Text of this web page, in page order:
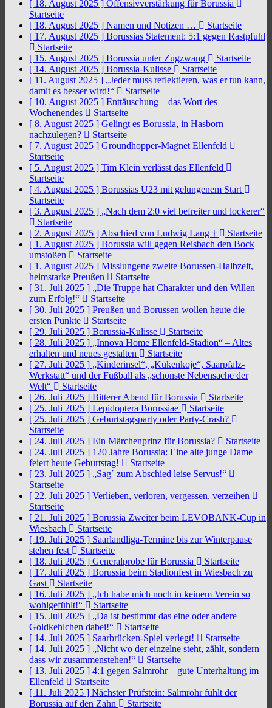
[ 18. August 2025 ] Offensivverstärkung für Borussia
Startseite
[ 18. August 2025 ] Namen und Notizen …
Startseite
[ 17. August 2025 ] Borussias Statement: 5:1 gegen Rastpfuhl
Startseite
[ 15. August 2025 ] Borussia unter Zugzwang
Startseite
[ 14. August 2025 ] Borussia-Kulisse
Startseite
[ 11. August 2025 ] „Jeder muss reflektieren, was er tun kann,
damit es besser wird!“
Startseite
[ 10. August 2025 ] Enttäuschung – das Wort des
Wochenendes
Startseite
[ 8. August 2025 ] Gelingt es Borussia, in Hasborn
nachzulegen?
Startseite
[ 7. August 2025 ] Groundhopper-Magnet Ellenfeld
Startseite
[ 5. August 2025 ] Tim Klein verlässt das Ellenfeld
Startseite
[ 4. August 2025 ] Borussias U23 mit gelungenem Start
Startseite
[ 3. August 2025 ] „Nach dem 2:0 viel befreiter und lockerer“
Startseite
[ 2. August 2025 ] Abschied von Ludwig Lang †
Startseite
[ 1. August 2025 ] Borussia will gegen Reisbach den Bock
umstoßen
Startseite
[ 1. August 2025 ] Misslungene zweite Borussen-Halbzeit,
heimstarke Preußen
Startseite
[ 31. Juli 2025 ] „Die Truppe hat Charakter und den Willen
zum Erfolg!“
Startseite
[ 30. Juli 2025 ] Preußen und Borussen wollen heute die
ersten Punkte
Startseite
[ 29. Juli 2025 ] Borussia-Kulisse
Startseite
[ 28. Juli 2025 ] „Innova Home Ellenfeld-Stadion“ – Altes
erhalten und neues gestalten
Startseite
[ 27. Juli 2025 ] „Kinderinsel“, „Kükenkoje“, Saarpfalz-
Werkstatt“ und der Fußball als „schönste Nebensache der
Welt“
Startseite
[ 26. Juli 2025 ] Bitterer Abend für Borussia
Startseite
[ 25. Juli 2025 ] Lepidoptera Borussiae
Startseite
[ 25. Juli 2025 ] Geburtstagsparty oder Party-Crash?
Startseite
[ 24. Juli 2025 ] Ein Märchenprinz für Borussia?
Startseite
[ 24. Juli 2025 ] 120 Jahre Borussia: Eine alte junge Dame
feiert heute Geburtstag!
Startseite
[ 23. Juli 2025 ] „Sag´ zum Abschied leise Servus!“
Startseite
[ 22. Juli 2025 ] Verlieben, verloren, vergessen, verzeihen
Startseite
[ 21. Juli 2025 ] Borussia Zweiter beim LEVOBANK-Cup in
Wiesbach
Startseite
[ 19. Juli 2025 ] Saarlandliga-Termine bis zur Winterpause
stehen fest
Startseite
[ 18. Juli 2025 ] Generalprobe für Borussia
Startseite
[ 17. Juli 2025 ] Borussia beim Stadionfest in Wiesbach zu
Gast
Startseite
[ 16. Juli 2025 ] „Ich habe mich noch in keinem Verein so
wohlgefühlt!“
Startseite
[ 15. Juli 2025 ] „Da ist bestimmt das eine oder andere
Goldkehlchen dabei!“
Startseite
[ 14. Juli 2025 ] Saarbrücken-Spiel verlegt!
Startseite
[ 14. Juli 2025 ] „Nicht wo der einzelne steht, zählt, sondern
dass wir zusammenstehen!“
Startseite
[ 13. Juli 2025 ] 4:1 gegen Salmrohr – gute Unterhaltung im
Ellenfeld
Startseite
[ 11. Juli 2025 ] Nächster Prüfstein: Salmrohr fühlt der
Borussia auf den Zahn
Startseite